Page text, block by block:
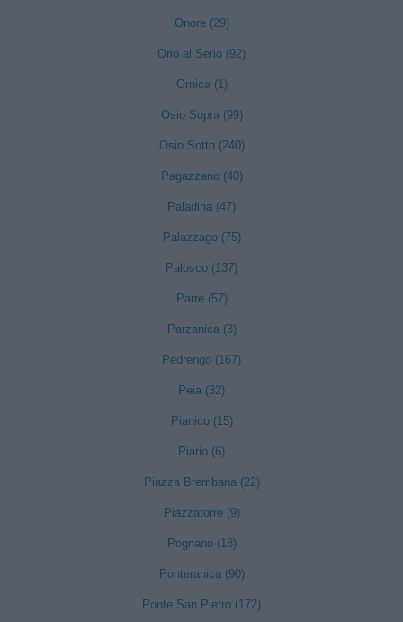
Onore (29)
Orio al Serio (92)
Ornica (1)
Osio Sopra (99)
Osio Sotto (240)
Pagazzano (40)
Paladina (47)
Palazzago (75)
Palosco (137)
Parre (57)
Parzanica (3)
Pedrengo (167)
Peia (32)
Pianico (15)
Piario (6)
Piazza Brembana (22)
Piazzatorre (9)
Pognano (18)
Ponteranica (90)
Ponte San Pietro (172)